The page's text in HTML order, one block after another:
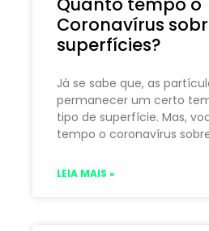
Coronavírus
superfícies?
Já se sabe que, as
permanecer um certo
tipo de superfície. Mas,
tempo o coronavírus
LEIA MAIS »